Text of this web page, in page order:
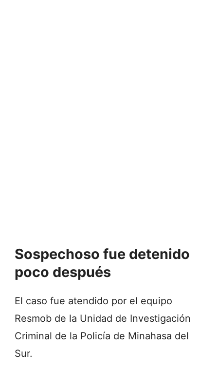
Sospechoso fue detenido
poco después
El caso fue atendido por el equipo
Resmob de la Unidad de Investigación
Criminal de la Policía de Minahasa del
Sur.